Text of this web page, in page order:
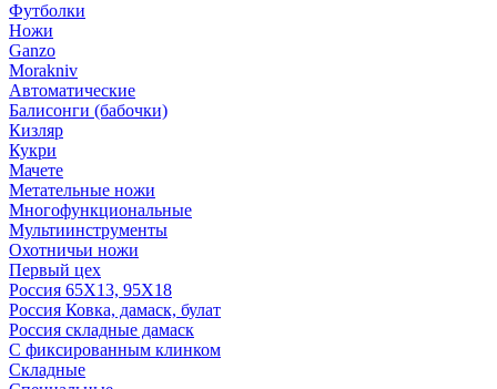
Футболки
Ножи
Ganzo
Morakniv
Автоматические
Балисонги (бабочки)
Кизляр
Кукри
Мачете
Метательные ножи
Многофункциональные
Мультиинструменты
Охотничьи ножи
Первый цех
Россия 65Х13, 95Х18
Россия Ковка, дамаск, булат
Россия складные дамаск
С фиксированным клинком
Складные